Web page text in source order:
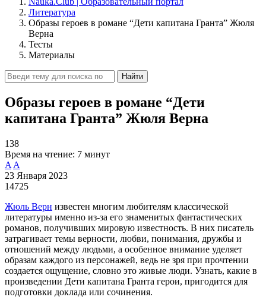
Литература
Образы героев в романе “Дети капитана Гранта” Жюля
Верна
Тесты
Материалы
Найти
Образы героев в романе “Дети
капитана Гранта” Жюля Верна
138
Время на чтение: 7 минут
A A
23 Января 2023
14725
Жюль Верн известен многим любителям классической
литературы именно из-за его знаменитых фантастических
романов, получивших мировую известность. В них писатель
затрагивает темы верности, любви, понимания, дружбы и
отношений между людьми, а особенное внимание уделяет
образам каждого из персонажей, ведь не зря при прочтении
создается ощущение, словно это живые люди. Узнать, какие в
произведении Дети капитана Гранта герои, пригодится для
подготовки доклада или сочинения.